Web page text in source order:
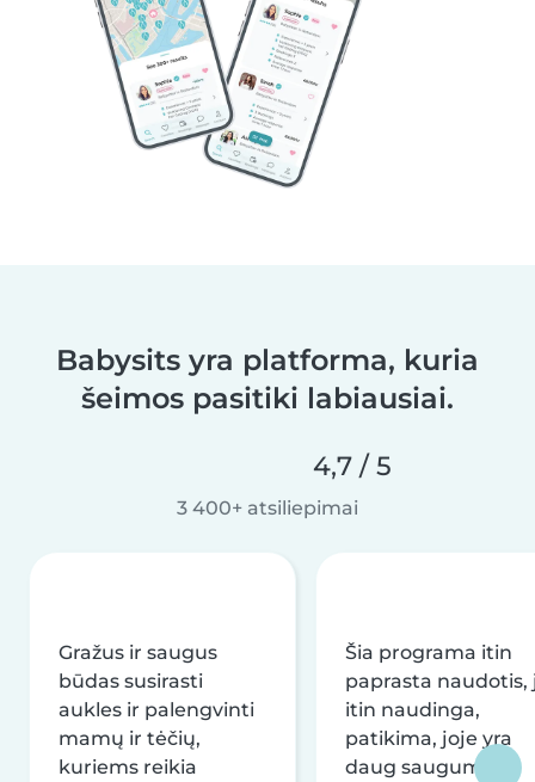
Babysits yra platforma, kuria
šeimos pasitiki labiausiai.
4,7 / 5
3 400+ atsiliepimai
Gražus ir saugus
būdas susirasti
aukles ir palengvinti
mamų ir tėčių,
kuriems reikia
Šia programa itin
paprasta naudotis,
itin naudinga,
patikima, joje yra
daug saugumo ir